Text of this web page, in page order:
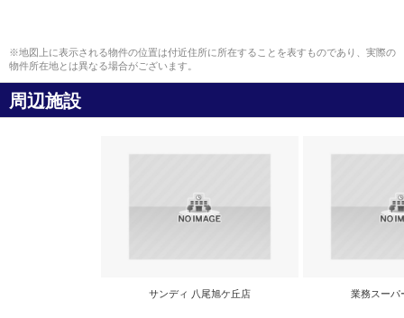
※地図上に表示される物件の位置は付近住所に所在することを表すものであり、実際の
物件所在地とは異なる場合がございます。
周辺施設
サンディ 八尾旭ケ丘店 業務スーパ